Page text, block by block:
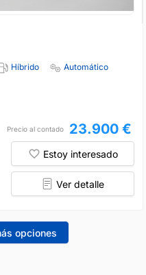
Híbrido
Automático
Precio al contado 23.900 €
Estoy interesado
Ver detalle
opciones